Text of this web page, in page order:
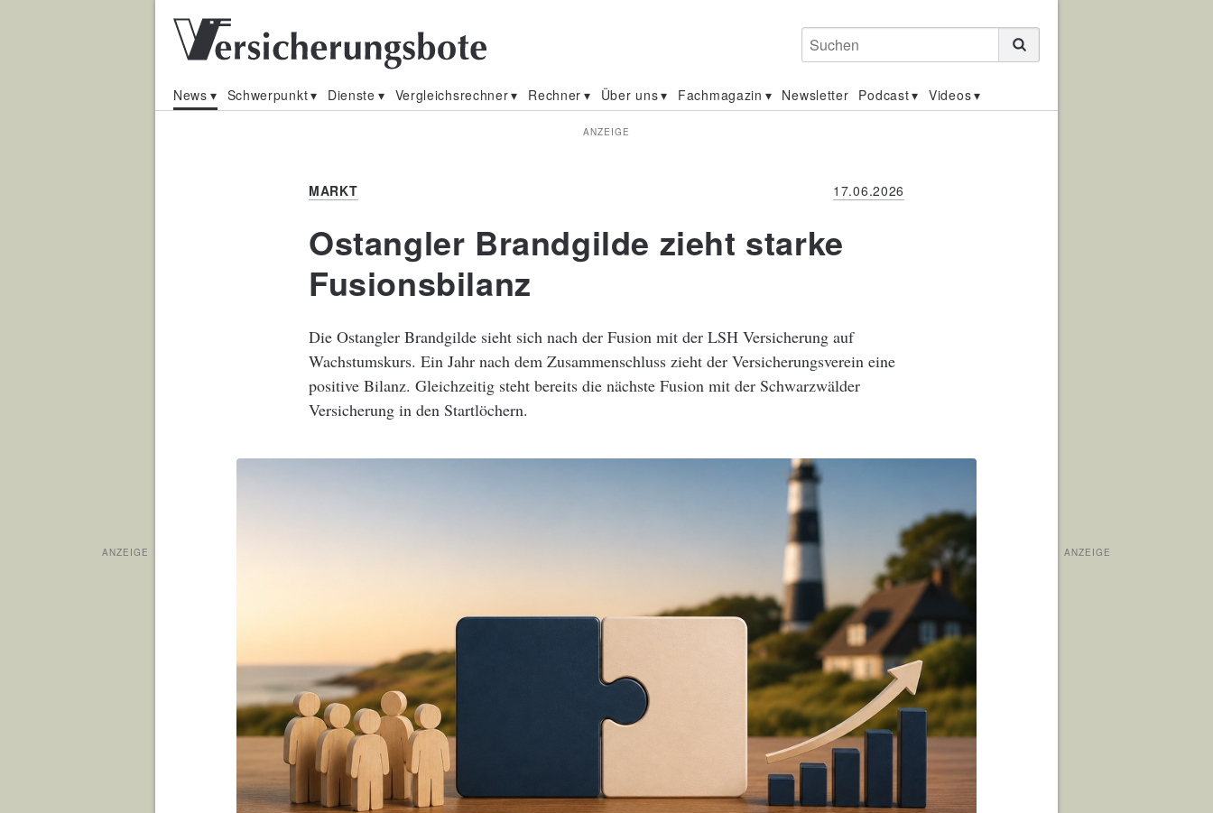
Suchen
News Schwerpunkt Dienste Vergleichsrechner Rechner Über uns Fachmagazin Newsletter Podcast Videos
ANZEIGE
MARKT 17.06.2026
Ostangler Brandgilde zieht starke
Fusionsbilanz
Die Ostangler Brandgilde sieht sich nach der Fusion mit der LSH Versicherung auf
Wachstumskurs. Ein Jahr nach dem Zusammenschluss zieht der Versicherungsverein eine
positive Bilanz. Gleichzeitig steht bereits die nächste Fusion mit der Schwarzwälder
Versicherung in den Startlöchern.
ANZEIGE ANZEIGE